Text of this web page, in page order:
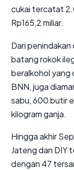
cukai tercatat
Rp165,2 miliar.
Dari
batang rokok
beralkohol yang
BNN, juga
sabu, 600 butir
kilogram ganja.
Hingga akhir
Jateng dan DIY
dengan 47